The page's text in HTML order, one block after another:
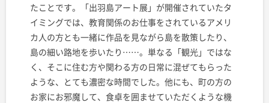
たことです。「出羽島アート展」が開催されていたタ
イミングでは、教育関係のお仕事をされているアメリ
カ人の方とも一緒に作品を見ながら島を散策したり、
島の細い路地を歩いたり……。単なる「観光」ではな
く、そこに住む方や関わる方の日常に混ぜてもらった
ような、とても濃密な時間でした。他にも、町の方の
お家にお邪魔して、食卓を囲ませていただくような機